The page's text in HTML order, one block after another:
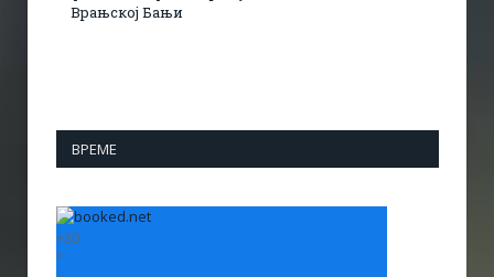
Врањској Бањи
ВРЕМЕ
+30
°